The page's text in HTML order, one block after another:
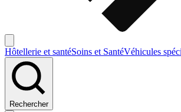
Hôtellerie et santéSoins et SantéVéhicules
Rechercher